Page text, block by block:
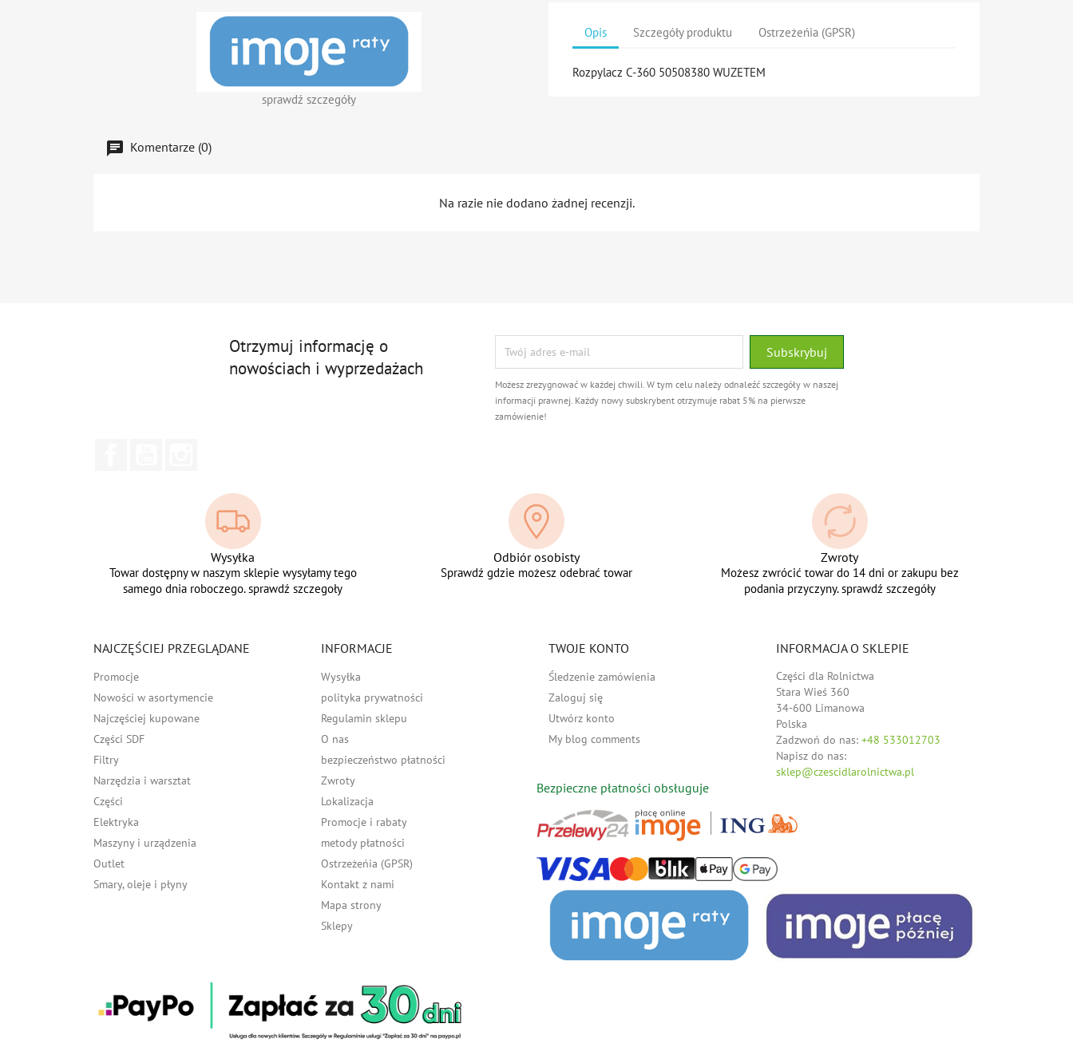
sprawdź szczegóły
Opis Szczegóły produktu Ostrzeżeńia (GPSR)
Rozpylacz C-360 50508380 WUZETEM
Komentarze (0)
Na razie nie dodano żadnej recenzji.
Otrzymuj informację o
nowościach i wyprzedażach
Możesz zrezygnować w każdej chwili. W tym celu należy odnaleźć szczegóły w naszej
informacji prawnej. Każdy nowy subskrybent otrzymuje rabat 5% na pierwsze
zamówienie!
Wysyłka
Towar dostępny w naszym sklepie wysyłamy tego
samego dnia roboczego. sprawdź szczegoły
Odbiór osobisty
Sprawdź gdzie możesz odebrać towar
Zwroty
Możesz zwrócić towar do 14 dni or zakupu bez
podania przyczyny. sprawdź szczegóły
NAJCZĘŚCIEJ PRZEGLĄDANE
Promocje
Nowości w asortymencie
Najczęściej kupowane
Części SDF
Filtry
Narzędzia i warsztat
Części
Elektryka
Maszyny i urządzenia
Outlet
Smary, oleje i płyny
INFORMACJE
Wysyłka
polityka prywatności
Regulamin sklepu
O nas
bezpieczeństwo płatności
Zwroty
Lokalizacja
Promocje i rabaty
metody płatności
Ostrzeżeńia (GPSR)
Kontakt z nami
Mapa strony
Sklepy
TWOJE KONTO
Śledzenie zamówienia
Zaloguj się
Utwórz konto
My blog comments
INFORMACJA O SKLEPIE
Części dla Rolnictwa
Stara Wieś 360
34-600 Limanowa
Polska
Zadzwoń do nas: +48 533012703
Napisz do nas:
sklep@czescidlarolnictwa.pl
Bezpieczne płatności obsługuje